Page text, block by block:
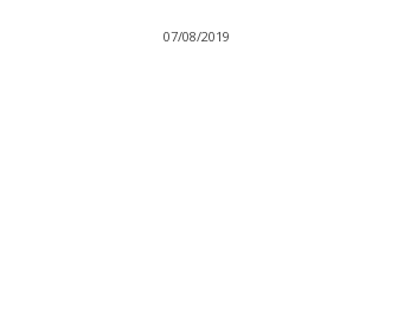
07/08/2019